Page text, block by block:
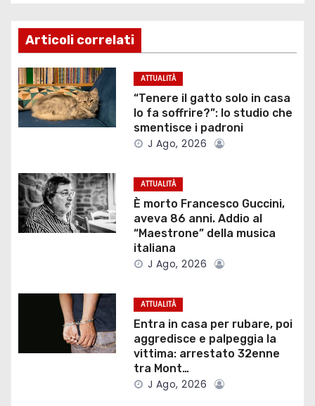
g
a
z
i
n
e
Articoli correlati
ATTUALITÀ
“Tenere il gatto solo in casa
lo fa soffrire?”: lo studio che
smentisce i padroni
J Ago, 2026
ATTUALITÀ
È morto Francesco Guccini,
aveva 86 anni. Addio al
“Maestrone” della musica
italiana
J Ago, 2026
ATTUALITÀ
Entra in casa per rubare, poi
aggredisce e palpeggia la
vittima: arrestato 32enne
tra Mont…
J Ago, 2026